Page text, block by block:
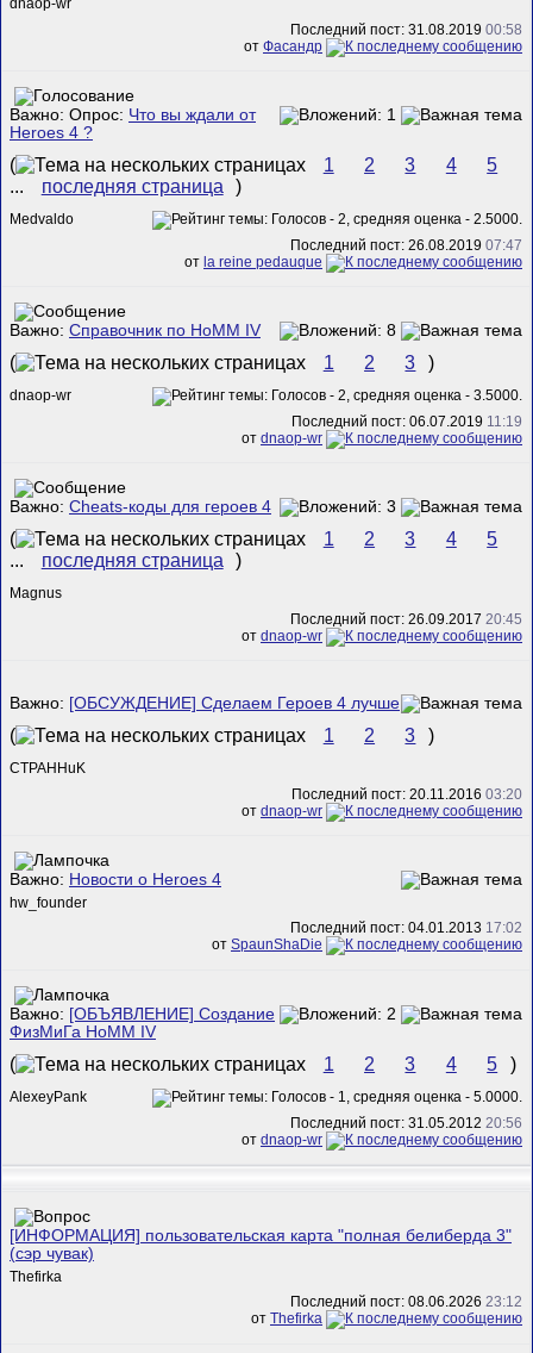
dnaop-wr
Последний пост: 31.08.2019 00:58
от Фасандр
Важно: Опрос: Что вы ждали от
Heroes 4 ?
( 1 2 3 4
5
...
последняя страница )
Medvaldo
Последний пост: 26.08.2019 07:47
от la reine pedauque
Важно: Справочник по HoMM IV
( 1 2 3 )
dnaop-wr
Последний пост: 06.07.2019 11:19
от dnaop-wr
Важно: Cheats-коды для героев 4
( 1 2 3 4
5
...
последняя страница )
Magnus
Последний пост: 26.09.2017 20:45
от dnaop-wr
Важно: [ОБСУЖДЕНИЕ] Сделаем Героев 4 лучше
( 1 2 3 )
CTPAHHuK
Последний пост: 20.11.2016 03:20
от dnaop-wr
Важно: Новости о Heroes 4
hw_founder
Последний пост: 04.01.2013 17:02
от SpaunShaDie
Важно: [ОБЪЯВЛЕНИЕ] Создание
ФизМиГа HoMM IV
( 1 2 3 4 5 )
AlexeyPank
Последний пост: 31.05.2012 20:56
от dnaop-wr
[ИНФОРМАЦИЯ] пользовательская карта "полная белиберда 3"
(сэр чувак)
Thefirka
Последний пост: 08.06.2026 23:12
от Thefirka